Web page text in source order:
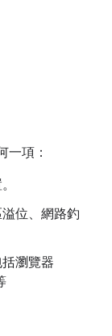
一項：
位、網路釣
瀏覽器